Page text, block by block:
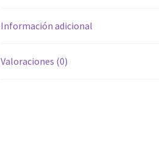
Información adicional
Valoraciones (0)